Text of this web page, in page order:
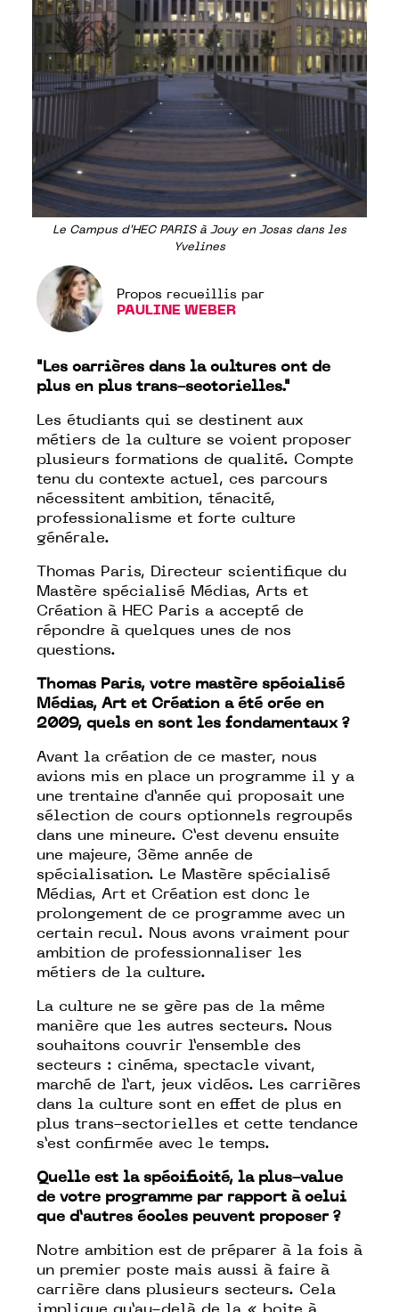
Le Campus d'HEC PARIS à Jouy en Josas dans les
Yvelines
Propos recueillis par
PAULINE WEBER
"Les carrières dans la cultures ont de
plus en plus trans-sectorielles."
Les étudiants qui se destinent aux
métiers de la culture se voient proposer
plusieurs formations de qualité. Compte
tenu du contexte actuel, ces parcours
nécessitent ambition, ténacité,
professionalisme et forte culture
générale.
Thomas Paris, Directeur scientifique du
Mastère spécialisé Médias, Arts et
Création à HEC Paris a accepté de
répondre à quelques unes de nos
questions.
Thomas Paris, votre mastère spécialisé
Médias, Art et Création a été crée en
2009, quels en sont les fondamentaux ?
Avant la création de ce master, nous
avions mis en place un programme il y a
une trentaine d’année qui proposait une
sélection de cours optionnels regroupés
dans une mineure. C’est devenu ensuite
une majeure, 3ème année de
spécialisation. Le Mastère spécialisé
Médias, Art et Création est donc le
prolongement de ce programme avec un
certain recul. Nous avons vraiment pour
ambition de professionnaliser les
métiers de la culture.
La culture ne se gère pas de la même
manière que les autres secteurs. Nous
souhaitons couvrir l’ensemble des
secteurs : cinéma, spectacle vivant,
marché de l’art, jeux vidéos. Les carrières
dans la culture sont en effet de plus en
plus trans-sectorielles et cette tendance
s’est confirmée avec le temps.
Quelle est la spécificité, la plus-value
de votre programme par rapport à celui
que d’autres écoles peuvent proposer ?
Notre ambition est de préparer à la fois à
un premier poste mais aussi à faire à
carrière dans plusieurs secteurs. Cela